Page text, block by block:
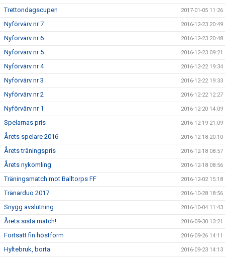
Trettondagscupen 2017-01-05 11:26
Nyförvärv nr 7 2016-12-23 20:49
Nyförvärv nr 6 2016-12-23 20:48
Nyförvärv nr 5 2016-12-23 09:21
Nyförvärv nr 4 2016-12-22 19:34
Nyförvärv nr 3 2016-12-22 19:33
Nyförvärv nr 2 2016-12-22 12:27
Nyförvärv nr 1 2016-12-20 14:09
Spelarnas pris 2016-12-19 21:09
Årets spelare 2016 2016-12-18 20:10
Årets träningspris 2016-12-18 08:57
Årets nykomling 2016-12-18 08:56
Träningsmatch mot Balltorps FF 2016-12-02 15:18
Tränarduo 2017 2016-10-28 18:56
Snygg avslutning 2016-10-04 11:43
Årets sista match! 2016-09-30 13:21
Fortsatt fin höstform 2016-09-26 14:11
Hyltebruk, borta 2016-09-23 14:13